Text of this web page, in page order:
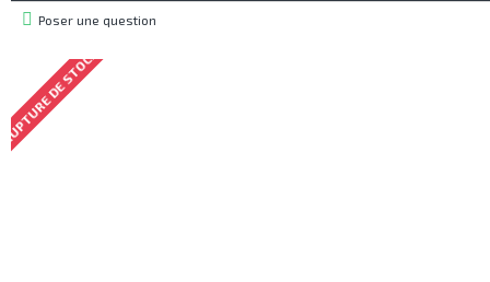
Poser une question
DE STOCK